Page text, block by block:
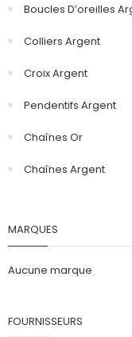
Boucles D’oreilles
Colliers Argent
Croix Argent
Pendentifs Argent
Chaînes Or
Chaînes Argent
MARQUES
Aucune marque
FOURNISSEURS